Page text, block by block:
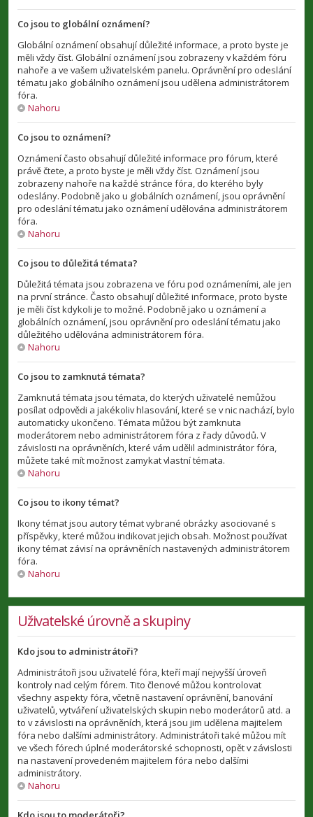
Co jsou to globální oznámení?
Globální oznámení obsahují důležité informace, a proto byste je
měli vždy číst. Globální oznámení jsou zobrazeny v každém fóru
nahoře a ve vašem uživatelském panelu. Oprávnění pro odeslání
tématu jako globálního oznámení jsou udělena administrátorem
fóra.
Nahoru
Co jsou to oznámení?
Oznámení často obsahují důležité informace pro fórum, které
právě čtete, a proto byste je měli vždy číst. Oznámení jsou
zobrazeny nahoře na každé stránce fóra, do kterého byly
odeslány. Podobně jako u globálních oznámení, jsou oprávnění
pro odeslání tématu jako oznámení udělována administrátorem
fóra.
Nahoru
Co jsou to důležitá témata?
Důležitá témata jsou zobrazena ve fóru pod oznámeními, ale jen
na první stránce. Často obsahují důležité informace, proto byste
je měli číst kdykoli je to možné. Podobně jako u oznámení a
globálních oznámení, jsou oprávnění pro odeslání tématu jako
důležitého udělována administrátorem fóra.
Nahoru
Co jsou to zamknutá témata?
Zamknutá témata jsou témata, do kterých uživatelé nemůžou
posílat odpovědi a jakékoliv hlasování, které se v nic nachází, bylo
automaticky ukončeno. Témata můžou být zamknuta
moderátorem nebo administrátorem fóra z řady důvodů. V
závislosti na oprávněních, které vám udělil administrátor fóra,
můžete také mít možnost zamykat vlastní témata.
Nahoru
Co jsou to ikony témat?
Ikony témat jsou autory témat vybrané obrázky asociované s
příspěvky, které můžou indikovat jejich obsah. Možnost používat
ikony témat závisí na oprávněních nastavených administrátorem
fóra.
Nahoru
Uživatelské úrovně a skupiny
Kdo jsou to administrátoři?
Administrátoři jsou uživatelé fóra, kteří mají nejvyšší úroveň
kontroly nad celým fórem. Tito členové můžou kontrolovat
všechny aspekty fóra, včetně nastavení oprávnění, banování
uživatelů, vytváření uživatelských skupin nebo moderátorů atd. a
to v závislosti na oprávněních, která jsou jim udělena majitelem
fóra nebo dalšími administrátory. Administrátoři také můžou mít
ve všech fórech úplné moderátorské schopnosti, opět v závislosti
na nastavení provedeném majitelem fóra nebo dalšími
administrátory.
Nahoru